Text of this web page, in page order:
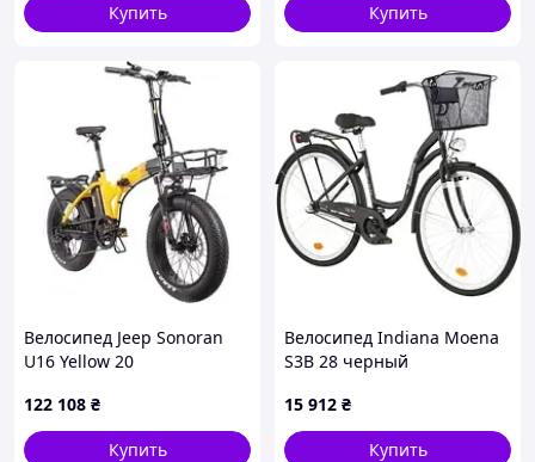
Купить
Купить
Велосипед Jeep Sonoran
U16 Yellow 20
122 108 ₴
Купить
Велосипед Indiana Moena
S3B 28 черный
15 912 ₴
Купить